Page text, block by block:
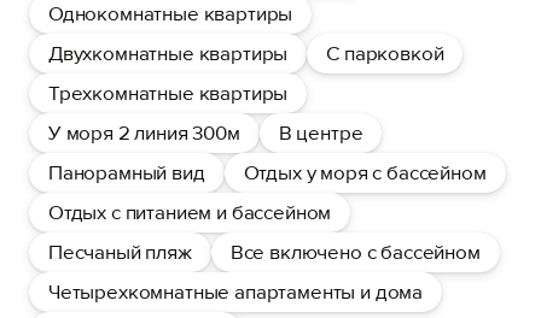
Однокомнатные квартиры
Двухкомнатные квартиры
С парковкой
Трехкомнатные квартиры
У моря 2 линия 300м
В центре
Панорамный вид
Отдых у моря с бассейном
Отдых с питанием и бассейном
Песчаный пляж
Все включено с бассейном
Четырехкомнатные апартаменты и дома